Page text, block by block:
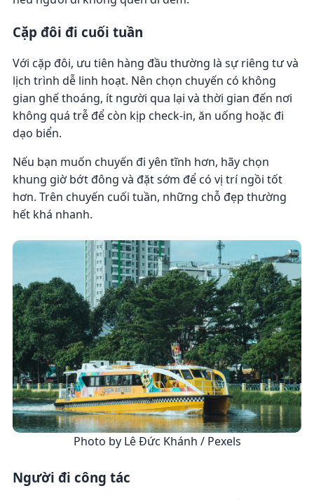
Cặp đôi đi cuối tuần
Với cặp đôi, ưu tiên hàng đầu thường là sự riêng tư và
lịch trình dễ linh hoạt. Nên chọn chuyến có không
gian ghế thoáng, ít người qua lại và thời gian đến nơi
không quá trễ để còn kịp check-in, ăn uống hoặc đi
dạo biển.
Nếu bạn muốn chuyến đi yên tĩnh hơn, hãy chọn
khung giờ bớt đông và đặt sớm để có vị trí ngồi tốt
hơn. Trên chuyến cuối tuần, những chỗ đẹp thường
hết khá nhanh.
Photo by Lê Đức Khánh / Pexels
Người đi công tác